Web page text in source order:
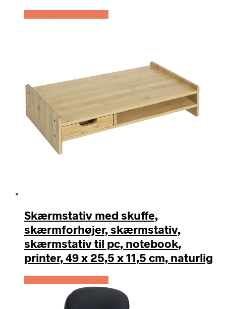
Skærmstativ med skuffe,
skærmforhøjer, skærmstativ,
skærmstativ til pc, notebook,
printer, 49 x 25,5 x 11,5 cm, naturlig